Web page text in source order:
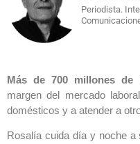
Periodista.
Más de 700 millones
margen del mercado
domésticos y a atender a
Rosalía cuida día y noche